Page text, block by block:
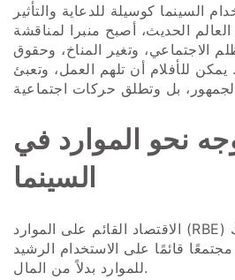
السينما كوسيلة للدعاية والتأثير
الحديث، أصبح منبرا لمناقشة
الاجتماعي، وتغير المناخ، وحقوق
يمكن للأفلام أن تلهم العمل، وتعبئ
نحو الموارد في
السينما
الاقتصاد القائم على الموارد (RBE) هو مفهوم اقترحه جاك
قائمًا على الاستخدام الرشيد
للموارد بدلاً من المال.